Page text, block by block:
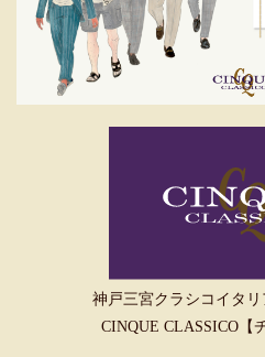
神戸三宮クラシコイタ
CINQUE CLASSICO【